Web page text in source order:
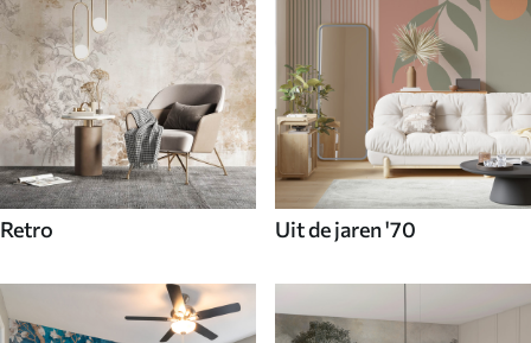
Retro Uit de jaren '70